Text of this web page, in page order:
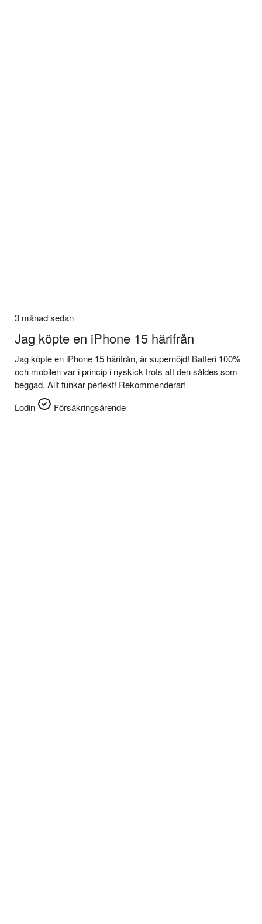
3 månad sedan
Jag köpte en iPhone 15 härifrån
Jag köpte en iPhone 15 härifrån, är supernöjd! Batteri 100%
och mobilen var i princip i nyskick trots att den såldes som
beggad. Allt funkar perfekt! Rekommenderar!
Lodin
Försäkringsärende